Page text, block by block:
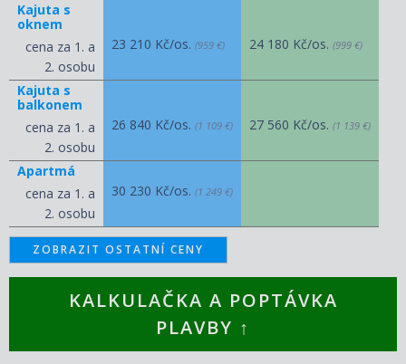
Kajuta s
oknem
cena za 1. a
2. osobu
23 210 Kč/os. (959 €) 24 180 Kč/os. (999 €)
Kajuta s
balkonem
cena za 1. a
2. osobu
26 840 Kč/os. (1 109 €) 27 560 Kč/os. (1 139 €)
Apartmá
cena za 1. a
2. osobu
30 230 Kč/os. (1 249 €)
ZOBRAZIT OSTATNÍ CENY
KALKULAČKA A POPTÁVKA
PLAVBY ↑